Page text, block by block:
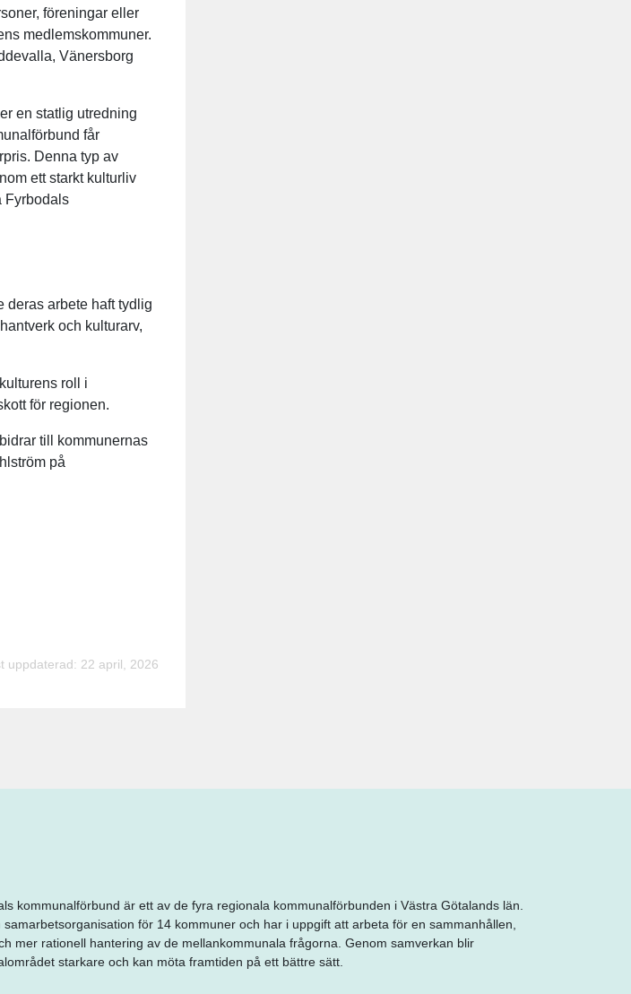
föreningar eller
medlemskommuner.
Vänersborg
en statlig utredning
får
Denna typ av
ett starkt kulturliv
Fyrbodals
deras arbete haft tydlig
och kulturarv,
roll i
för regionen.
till kommunernas
på
uppdaterad: 22 april, 2026
kommunalförbund är ett av de fyra regionala kommunalförbunden i Västra Götalands län.
samarbetsorganisation för 14 kommuner och har i uppgift att arbeta för en sammanhållen,
mer rationell hantering av de mellankommunala frågorna. Genom samverkan blir
starkare och kan möta framtiden på ett bättre sätt.